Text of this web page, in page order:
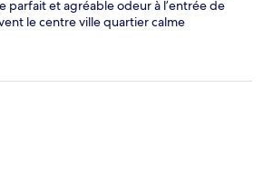
parfait et agréable odeur à l’entrée de
le centre ville quartier calme